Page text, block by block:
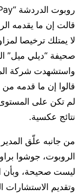
قالت إن ما يقدمه
لا يمتلك ترخيصا
صحيفة “ديلي ميل”
واستشهدت شركة
قالوا إن ما قدمه
لم تكن على
نتائج عكسية.
من جانبه علّق
الروبوت، جوشوا
ليست صحيحة، وبأن
وتقديم الاستشارات